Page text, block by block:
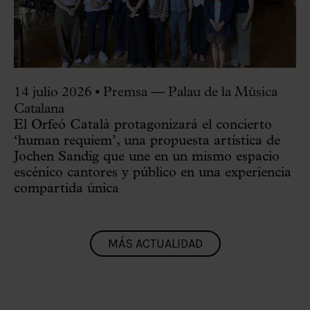
14 julio 2026 • Premsa — Palau de la Música
Catalana
El Orfeó Català protagonizará el concierto
‘human requiem’, una propuesta artística de
Jochen Sandig que une en un mismo espacio
escénico cantores y público en una experiencia
compartida única
MÁS ACTUALIDAD